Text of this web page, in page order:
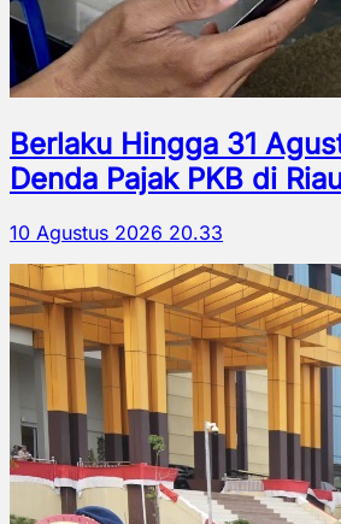
Berlaku Hingga 31
Denda Pajak PKB di
10 Agustus 2026 20.33